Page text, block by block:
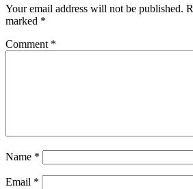
Your email address will not be published.
marked *
Comment *
Name *
Email *